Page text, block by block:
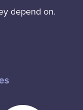
depend on.